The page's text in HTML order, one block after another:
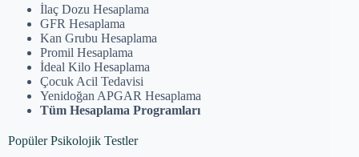
İlaç Dozu Hesaplama
GFR Hesaplama
Kan Grubu Hesaplama
Promil Hesaplama
İdeal Kilo Hesaplama
Çocuk Acil Tedavisi
Yenidoğan APGAR Hesaplama
Tüm Hesaplama Programları
Popüler Psikolojik Testler